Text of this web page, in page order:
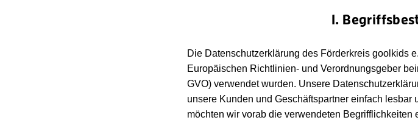
1.
Die Datenschutzerklärung des Förderkreis goolkids
Europäischen Richtlinien- und Verordnungsgeber
GVO) verwendet wurden. Unsere
unsere Kunden und Geschäftspartner einfach
möchten wir vorab die verwendeten Begrifflichkeiten